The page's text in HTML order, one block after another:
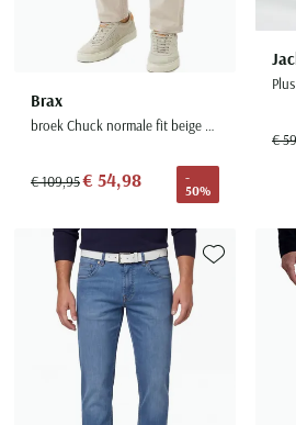
Brax
broek Chuck normale fit beige effen katoen
€ 109,95€ 54,98
-
50%
€
Toevoegen